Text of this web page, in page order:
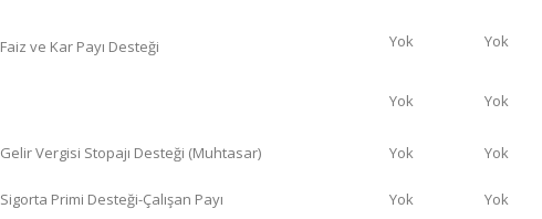
Faiz ve Kar Payı Desteği Yok Yok
Yok Yok
Gelir Vergisi Stopajı Desteği (Muhtasar) Yok Yok
Sigorta Primi Desteği-Çalışan Payı Yok Yok